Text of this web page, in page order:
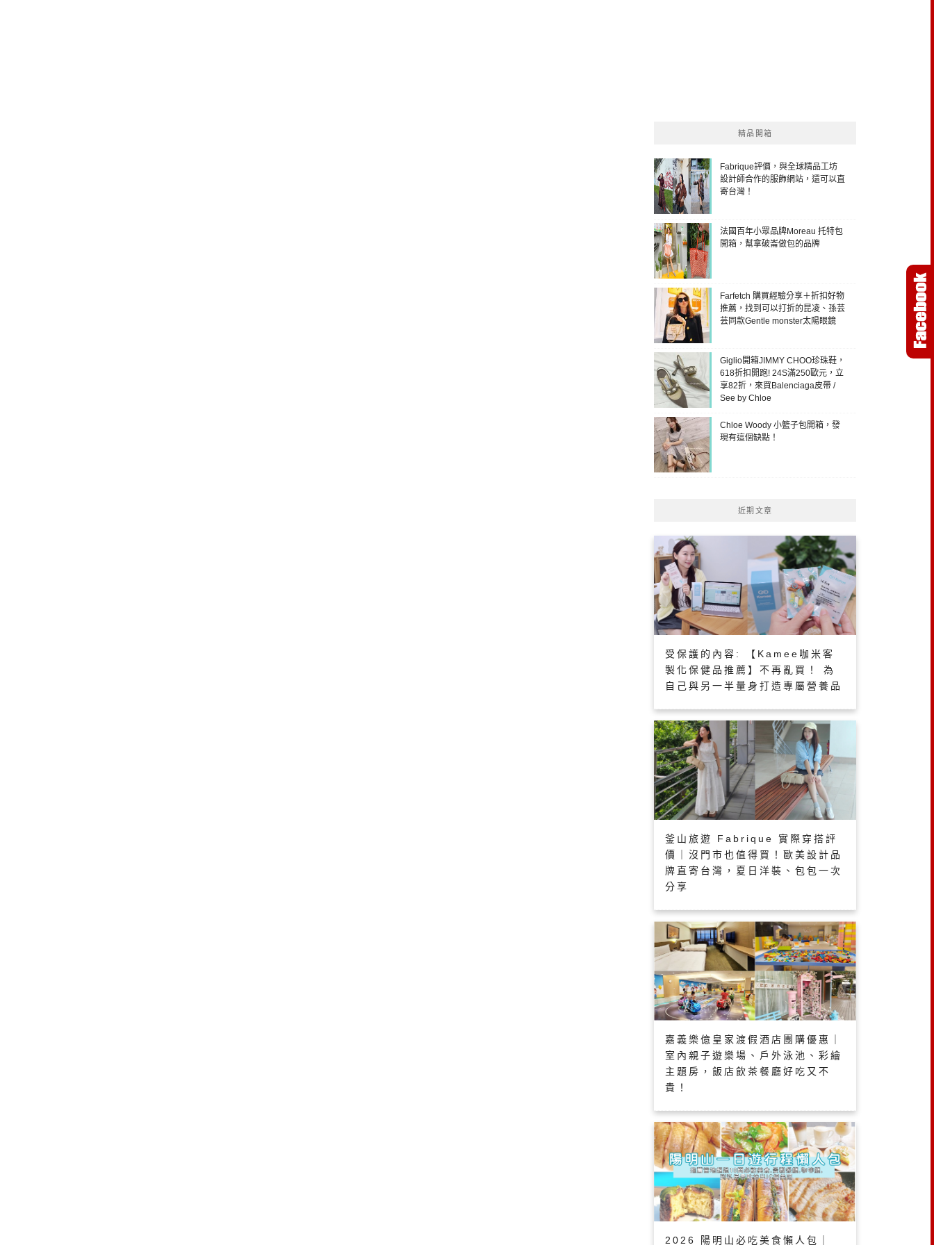
精品開箱
Fabrique評價，與全球精品工坊
設計師合作的服飾網站，還可以直
寄台灣！
法國百年小眾品牌Moreau 托特包
開箱，幫拿破崙做包的品牌
Farfetch 購買經驗分享＋折扣好物
推薦，找到可以打折的昆凌、孫芸
芸同款Gentle monster太陽眼鏡
Giglio開箱JIMMY CHOO珍珠鞋，
618折扣開跑! 24S滿250歐元，立
享82折，來買Balenciaga皮帶 /
See by Chloe
Chloe Woody 小籃子包開箱，發
現有這個缺點！
近期文章
受保護的內容: 【Kamee咖米客
製化保健品推薦】不再亂買！ 為
自己與另一半量身打造專屬營養品
釜山旅遊 Fabrique 實際穿搭評
價｜沒門市也值得買！歐美設計品
牌直寄台灣，夏日洋裝、包包一次
分享
嘉義樂億皇家渡假酒店團購優惠｜
室內親子遊樂場、戶外泳池、彩繪
主題房，飯店飲茶餐廳好吃又不
貴！
2026 陽明山必吃美食懶人包｜